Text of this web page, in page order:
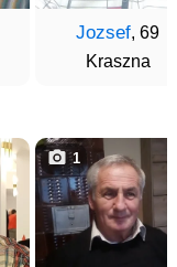
Jozsef, 69
Kraszna
1